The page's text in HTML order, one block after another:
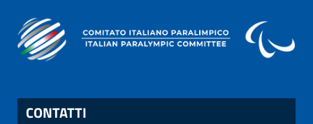
CONTATTI